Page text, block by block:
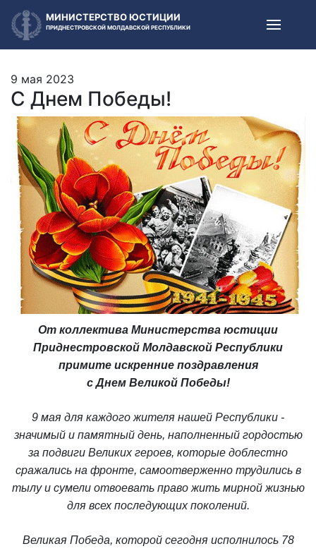
МИНИСТЕРСТВО ЮСТИЦИИ
ПРИДНЕСТРОВСКОЙ МОЛДАВСКОЙ РЕСПУБЛИКИ
9 мая 2023
С Днем Победы!
От коллектива Министерства юстиции
Приднестровской Молдавской Республики
примите искренние поздравления
с Днем Великой Победы!
9 мая для каждого жителя нашей Республики -
значимый и памятный день, наполненный гордостью
за подвиги Великих героев, которые доблестно
сражались на фронте, самоотверженно трудились в
тылу и сумели отвоевать право жить мирной жизнью
для всех последующих поколений.
Великая Победа, которой сегодня исполнилось 78